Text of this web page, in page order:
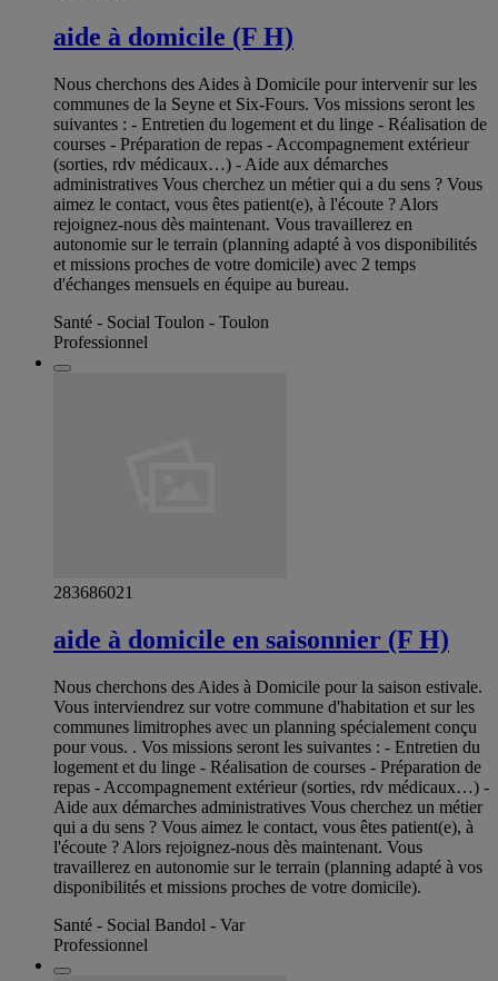
aide à domicile (F H)
Nous cherchons des Aides à Domicile pour intervenir sur les
communes de la Seyne et Six-Fours. Vos missions seront les
suivantes : - Entretien du logement et du linge - Réalisation de
courses - Préparation de repas - Accompagnement extérieur
(sorties, rdv médicaux…) - Aide aux démarches
administratives Vous cherchez un métier qui a du sens ? Vous
aimez le contact, vous êtes patient(e), à l'écoute ? Alors
rejoignez-nous dès maintenant. Vous travaillerez en
autonomie sur le terrain (planning adapté à vos disponibilités
et missions proches de votre domicile) avec 2 temps
d'échanges mensuels en équipe au bureau.
Santé - Social Toulon - Toulon
Professionnel
283686021
aide à domicile en saisonnier (F H)
Nous cherchons des Aides à Domicile pour la saison estivale.
Vous interviendrez sur votre commune d'habitation et sur les
communes limitrophes avec un planning spécialement conçu
pour vous. . Vos missions seront les suivantes : - Entretien du
logement et du linge - Réalisation de courses - Préparation de
repas - Accompagnement extérieur (sorties, rdv médicaux…) -
Aide aux démarches administratives Vous cherchez un métier
qui a du sens ? Vous aimez le contact, vous êtes patient(e), à
l'écoute ? Alors rejoignez-nous dès maintenant. Vous
travaillerez en autonomie sur le terrain (planning adapté à vos
disponibilités et missions proches de votre domicile).
Santé - Social Bandol - Var
Professionnel